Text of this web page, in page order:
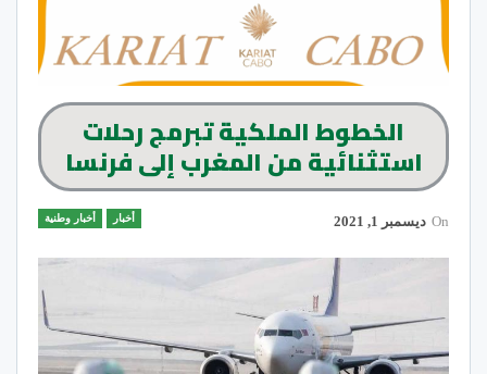
الخطوط الملكية تبرمج رحلات
استثنائية من المغرب إلى فرنسا
أخبار أخبار وطنية On ديسمبر 1, 2021